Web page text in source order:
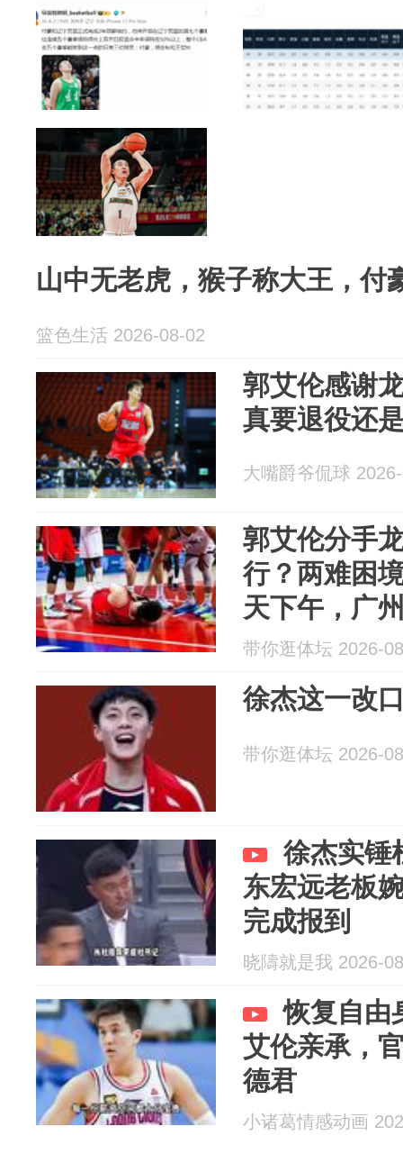
山中无老虎，猴子称大王，付
篮色生活 2026-08-02
郭艾伦感谢
真要退役还
大嘴爵爷侃球
郭艾伦分手
行？两难困
天下午，广
郭艾伦又推
带你逛体坛 2026-
徐杰这一改
带你逛体坛 2026-
徐杰实锤
东宏远老板
完成报到
晓隯就是我 2026-
恢复自由
艾伦亲承，
德君
小诸葛情感动画